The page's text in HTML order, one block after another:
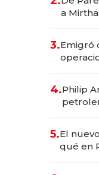
las
a
3.Emigró
4.Philip
Fénix
5.El
qué en